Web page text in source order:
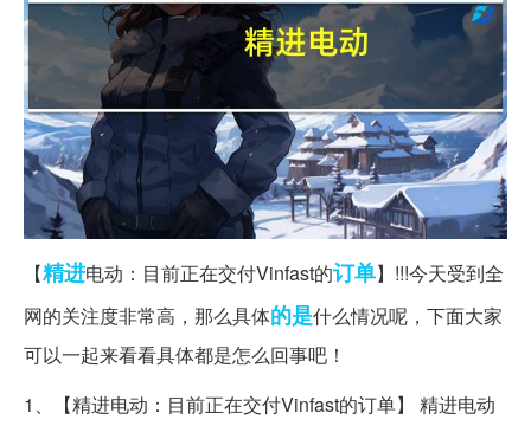
【精进电动：目前正在交付Vinfast的订单】!!!今天受到全
网的关注度非常高，那么具体的是什么情况呢，下面大家
可以一起来看看具体都是怎么回事吧！
1、【精进电动：目前正在交付Vinfast的订单】 精进电动